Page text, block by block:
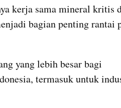
kerja sama mineral kritis
bagian penting rantai
yang lebih besar bagi
termasuk untuk